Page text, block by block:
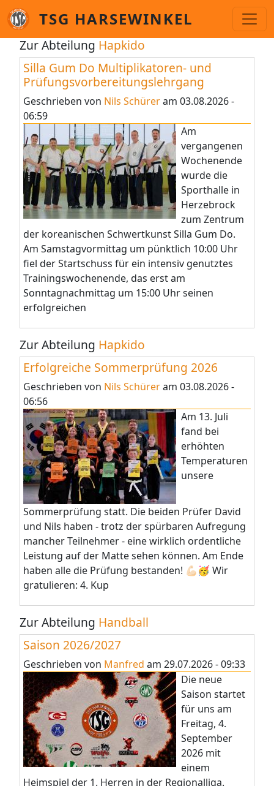
Direkt zum Inhalt
TSG HARSEWINKEL
Zur Abteilung Hapkido
Silla Gum Do Multiplikatoren- und
Prüfungsvorbereitungslehrgang
Geschrieben von Nils Schüreram 03.08.2026 -
06:59
Am
vergangenen
Wochenende
wurde die
Sporthalle in
Herzebrock
zum Zentrum
der koreanischen Schwertkunst Silla Gum Do.
Am Samstagvormittag um pünktlich 10:00 Uhr
fiel der Startschuss für ein intensiv genutztes
Trainingswochenende, das erst am
Sonntagnachmittag um 15:00 Uhr seinen
erfolgreichen
Zur Abteilung Hapkido
Erfolgreiche Sommerprüfung 2026
Geschrieben von Nils Schüreram 03.08.2026 -
06:56
Am 13. Juli
fand bei
erhöhten
Temperaturen
unsere
Sommerprüfung statt. Die beiden Prüfer David
und Nils haben - trotz der spürbaren Aufregung
mancher Teilnehmer - eine wirklich ordentliche
Leistung auf der Matte sehen können. Am Ende
haben alle die Prüfung bestanden! 💪🏻🥳 Wir
gratulieren: 4. Kup
Zur Abteilung Handball
Saison 2026/2027
Geschrieben von Manfred am 29.07.2026 - 09:33
Die neue
Saison startet
für uns am
Freitag, 4.
September
2026 mit
einem
Heimspiel der 1. Herren in der Regionalliga.